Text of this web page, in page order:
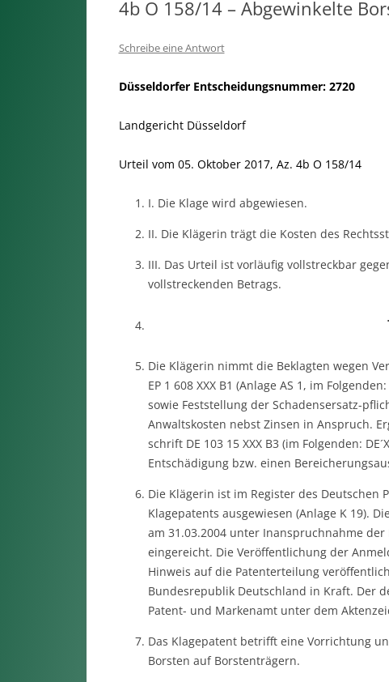
4b O 158/14 – Abgewinkelte
Schreibe eine Antwort
Düsseldorfer Entscheidungsnummer: 2720
Landgericht Düsseldorf
Urteil vom 05. Oktober 2017, Az. 4b O 158/14
I. Die Klage wird abgewiesen.
II. Die Klägerin trägt die Kosten des
III. Das Urteil ist vorläufig vollstreckbar
vollstreckenden Betrags.
Die Klägerin nimmt die Beklagten wegen
EP 1 608 XXX B1 (Anlage AS 1, im
sowie Feststellung der Schadensersatz-
Anwaltskosten nebst Zinsen in Anspruch.
schrift DE 103 15 XXX B3 (im Folgenden:
Entschädigung bzw. einen
Die Klägerin ist im Register des Deutschen
Klagepatents ausgewiesen (Anlage K 19).
am 31.03.2004 unter Inanspruchnahme der
eingereicht. Die Veröffentlichung der
Hinweis auf die Patenterteilung
Bundesrepublik Deutschland in Kraft. Der
Patent- und Markenamt unter dem
Das Klagepatent betrifft eine Vorrichtung
Borsten auf Borstenträgern.